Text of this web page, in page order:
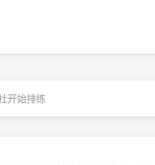
开始排练